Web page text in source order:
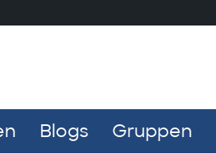
Blogs Gruppen